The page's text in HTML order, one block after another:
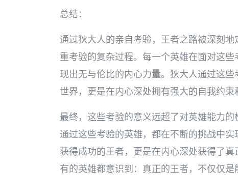
总结：
通过狄大人的亲自考验，王者之路被深刻
重考验的复杂过程。每一个英雄在面对这
现出无与伦比的内心力量。狄大人通过这
世界，更是在内心深处拥有强大的自我约束
最终，这些考验的意义远超了对英雄能力
通过这些考验的英雄，都在不断的挑战中
获得成功的王者，更是在内心深处获得了
有的英雄都意识到：真正的王者，不仅仅是